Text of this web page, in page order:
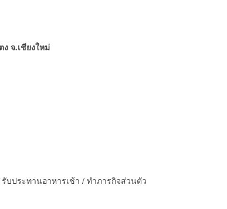
จ.เชียงใหม่
บประทานอาหารเช้า / ทำภารกิจส่วนตัว